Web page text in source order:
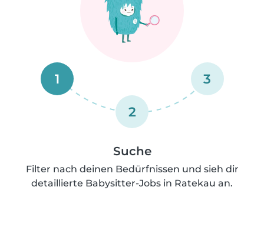
1
2
3
Suche
Filter nach deinen Bedürfnissen und sieh dir
detaillierte Babysitter-Jobs in Ratekau an.